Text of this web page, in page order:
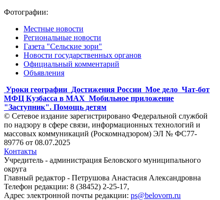
Фотографии:
Местные новости
Региональные новости
Газета "Сельские зори"
Новости государственных органов
Официальный комментарий
Объявления
Уроки географии Достижения России Мое дело Чат-бот
МФЦ Кузбасса в MAX Мобильное приложение
"Заступник". Помощь детям
© Сетевое издание зарегистрировано Федеральной службой
по надзору в сфере связи, информационных технологий и
массовых коммуникаций (Роскомнадзором) ЭЛ № ФС77-
89776 от 08.07.2025
Контакты
Учредитель - администрация Беловского муниципального
округа
Главный редактор - Петрушова Анастасия Александровна
Телефон редакции: 8 (38452) 2-25-17,
Адрес электронной почты редакции: ps@belovorn.ru